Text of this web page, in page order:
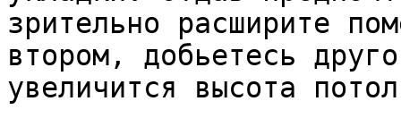
зрительно расширите
втором, добьетесь
увеличится высота